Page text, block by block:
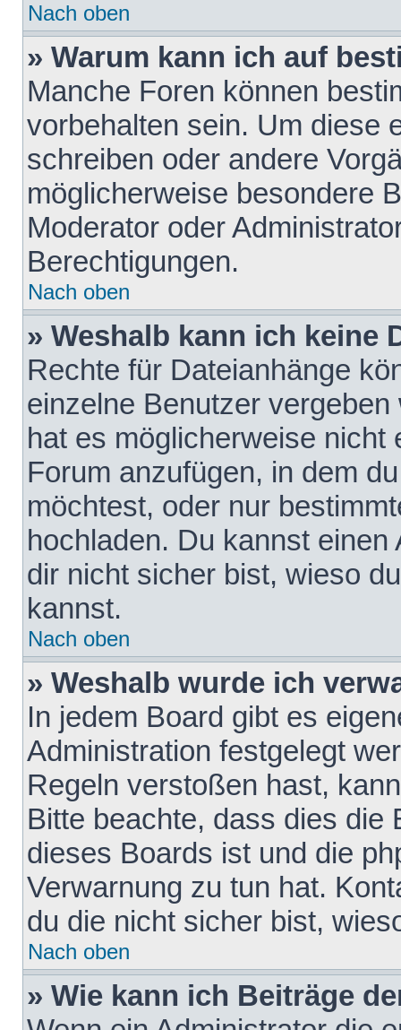
Nach oben
» Warum kann ich auf
Manche Foren können
vorbehalten sein. Um diese
schreiben oder andere
möglicherweise besondere
Moderator oder
Berechtigungen.
Nach oben
» Weshalb kann ich keine
Rechte für Dateianhänge
einzelne Benutzer
hat es möglicherweise nicht
Forum anzufügen, in dem
möchtest, oder nur
hochladen. Du kannst
dir nicht sicher bist, wieso
kannst.
Nach oben
» Weshalb wurde ich
In jedem Board gibt es
Administration festgelegt
Regeln verstoßen hast,
Bitte beachte, dass dies die
dieses Boards ist und die
Verwarnung zu tun hat.
du die nicht sicher bist,
Nach oben
» Wie kann ich Beiträge